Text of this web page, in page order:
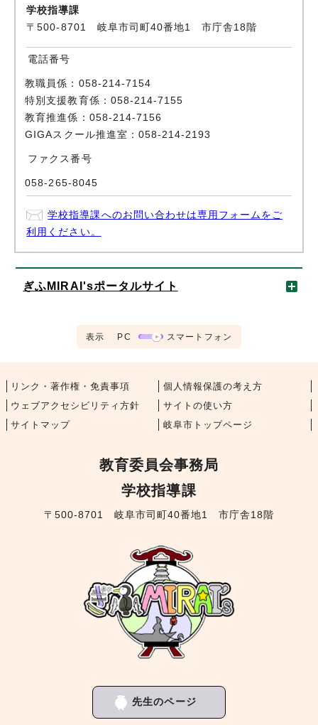
学校指導課
〒500-8701 岐阜市司町40番地1 市庁舎18階
電話番号
教職員係：058-214-7154
特別支援教育係：058-214-7155
教育推進係：058-214-7156
GIGAスクール推進室：058-214-2193
ファクス番号
058-265-8045
学校指導課へのお問い合わせは専用フォームをご
利用ください。
ぎふMIRAI'sポータルサイト
表示 PC スマートフォン
リンク・著作権・免責事項
個人情報保護の考え方
ウェブアクセシビリティ方針
サイトの使い方
サイトマップ
岐阜市トップページ
教育委員会事務局
学校指導課
〒500-8701 岐阜市司町40番地1 市庁舎18階
先生のページ